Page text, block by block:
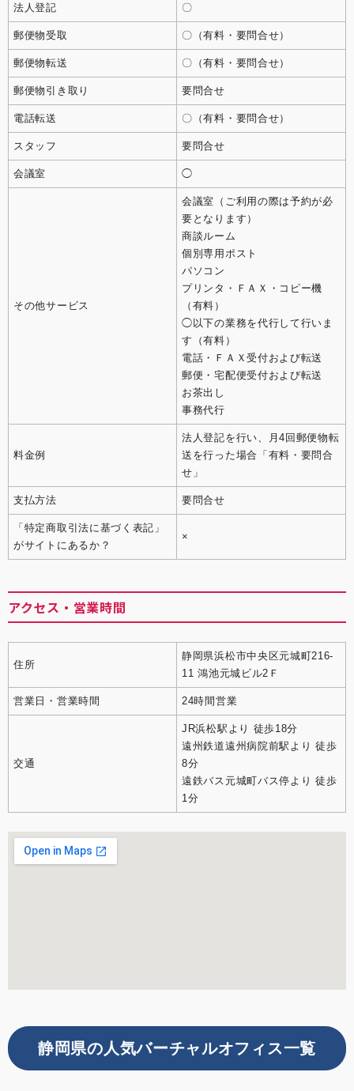
法人登記 〇
郵便物受取 〇（有料・要問合せ）
郵便物転送 〇（有料・要問合せ）
郵便物引き取り 要問合せ
電話転送 〇（有料・要問合せ）
スタッフ 要問合せ
会議室 ◯
その他サービス
会議室（ご利用の際は予約が必
要となります）
商談ルーム
個別専用ポスト
パソコン
プリンタ・ＦＡＸ・コピー機
（有料）
◯以下の業務を代行して行いま
す（有料）
電話・ＦＡＸ受付および転送
郵便・宅配便受付および転送
お茶出し
事務代行
料金例
法人登記を行い、月4回郵便物転
送を行った場合「有料・要問合
せ」
支払方法 要問合せ
「特定商取引法に基づく表記」
がサイトにあるか？
×
アクセス・営業時間
住所
静岡県浜松市中央区元城町216-
11 鴻池元城ビル2Ｆ
営業日・営業時間 24時間営業
交通
JR浜松駅より 徒歩18分
遠州鉄道遠州病院前駅より 徒歩
8分
遠鉄バス元城町バス停より 徒歩
1分
静岡県の人気バーチャルオフィス一覧